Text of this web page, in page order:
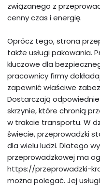
związanego z
cenny czas i energię.
Oprócz tego, strona
także usługi pakowania.
kluczowe dla
pracownicy firmy
zapewnić właściwe
Dostarczają
skrzynie, które chronią
w trakcie transportu. W
świecie, przeprowadzki
dla wielu ludzi. Dlatego
przeprowadzkowej ma
https://przeprowadzki-
można polegać. Jej